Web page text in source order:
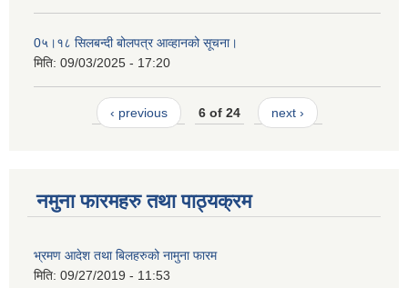
0५।१८ सिलबन्दी बोलपत्र आव्हानको सूचना।
मिति: 09/03/2025 - 17:20
‹ previous 6 of 24 next ›
नमुना फारमहरु तथा पाठ्यक्रम
भ्रमण आदेश तथा बिलहरुको नामुना फारम
मिति: 09/27/2019 - 11:53